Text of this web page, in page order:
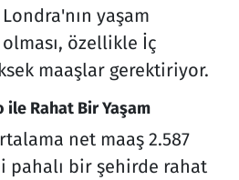
yaşam
özellikle İç
maaşlar gerektiriyor.
ile Rahat Bir Yaşam
net maaş 2.587
pahalı bir şehirde rahat